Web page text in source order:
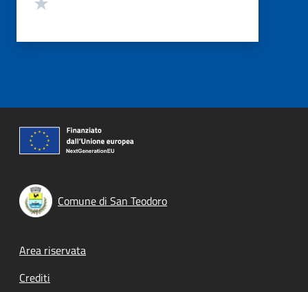
Comune di San Teodoro
Footer menu
Area riservata
Crediti